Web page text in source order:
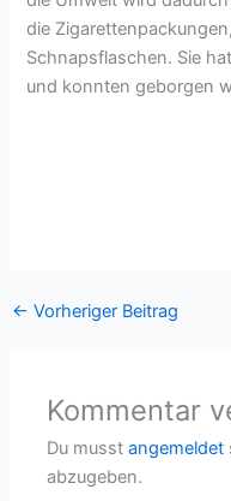
die
Schnapsflaschen. Sie
und konnten geborgen
← Vorheriger Beitrag
Kommentar
Du musstangemeldet
abzugeben.